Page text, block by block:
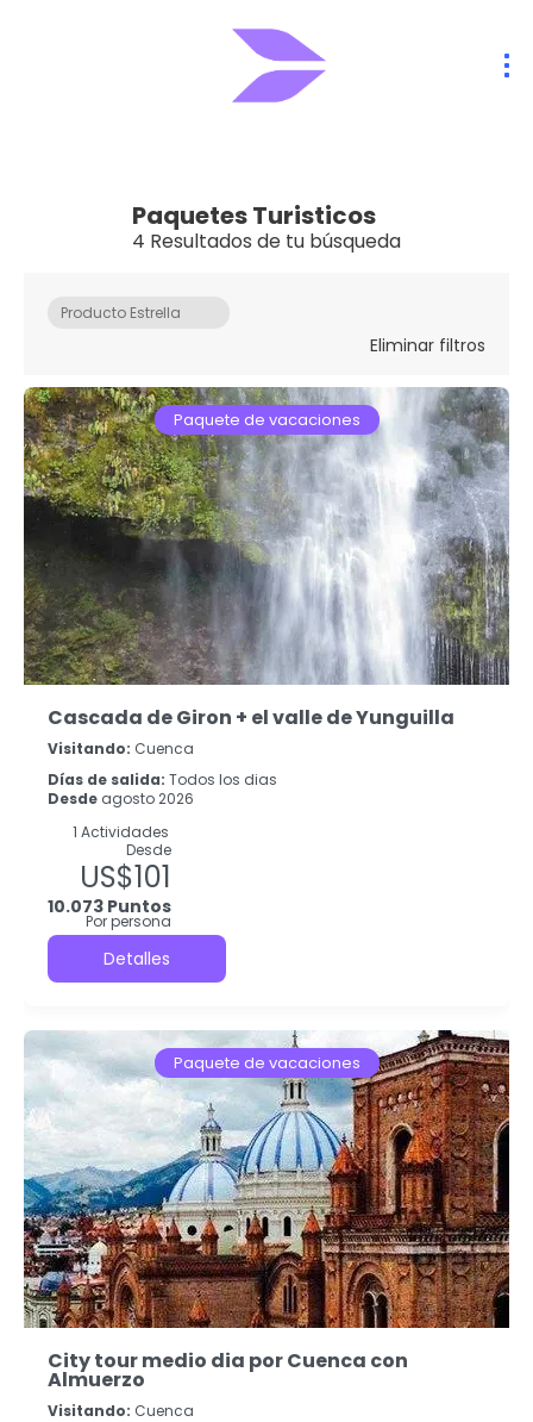
Paquetes Turisticos
4 Resultados de tu búsqueda
Producto Estrella
Eliminar filtros
Paquete de vacaciones
Cascada de Giron + el valle de Yunguilla
Visitando: Cuenca
Días de salida: Todos los dias
Desde agosto 2026
1 Actividades
Desde
US$101
10.073 Puntos
Por persona
Detalles
Paquete de vacaciones
City tour medio dia por Cuenca con
Almuerzo
Visitando: Cuenca